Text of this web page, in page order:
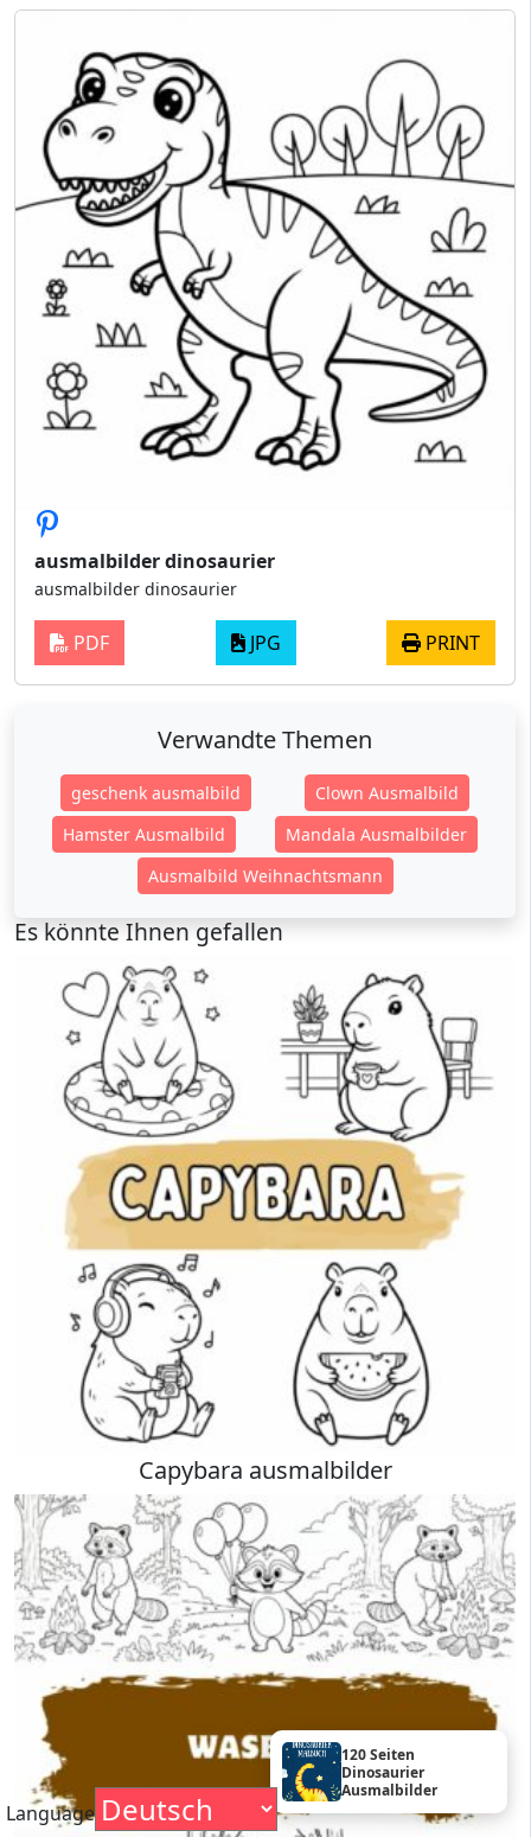
120 Seiten
Dinosaurier
Ausmalbilder
ausmalbilder dinosaurier
ausmalbilder dinosaurier
PDF JPG PRINT
Verwandte Themen
geschenk ausmalbild
Clown Ausmalbild
Hamster Ausmalbild
Mandala Ausmalbilder
Ausmalbild Weihnachtsmann
Es könnte Ihnen gefallen
Capybara ausmalbilder
Language